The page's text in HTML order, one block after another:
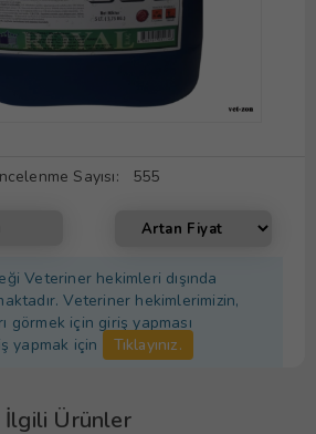
Sayısı: 555
Veteriner hekimleri dışında
Veteriner hekimlerimizin,
görmek için giriş yapması
yapmak için
Tıklayınız.
İlgili Ürünler